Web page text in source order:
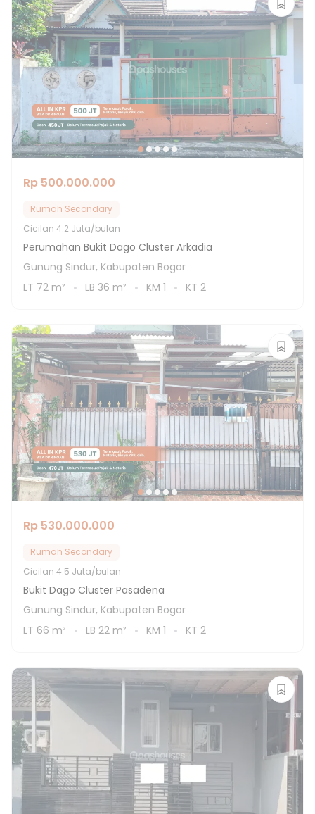
Rp 500.000.000
Rumah Secondary
Cicilan 4.2 Juta/bulan
Perumahan Bukit Dago Cluster Arkadia
Gunung Sindur, Kabupaten Bogor
LT 72 m² LB 36 m² KM 1 KT 2
Rp 530.000.000
Rumah Secondary
Cicilan 4.5 Juta/bulan
Bukit Dago Cluster Pasadena
Gunung Sindur, Kabupaten Bogor
LT 66 m² LB 22 m² KM 1 KT 2